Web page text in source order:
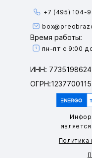
+7 (495) 104-
Время работы:
пн-пт с 9:00
ИНН: 7735198624